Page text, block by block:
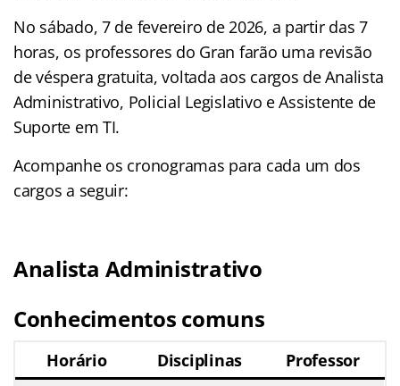
No sábado, 7 de fevereiro de 2026, a partir das 7
horas, os professores do Gran farão uma revisão
de véspera gratuita, voltada aos cargos de Analista
Administrativo, Policial Legislativo e Assistente de
Suporte em TI.
Acompanhe os cronogramas para cada um dos
cargos a seguir:
Analista Administrativo
Conhecimentos comuns
Horário Disciplinas Professor